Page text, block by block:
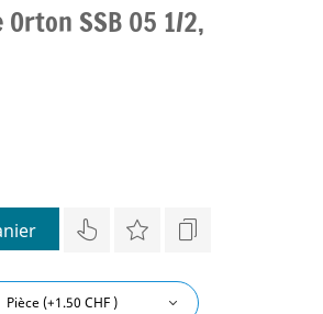
SSB 05 1/2,